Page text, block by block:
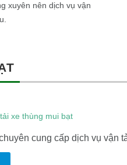
xuyên nên dịch vụ vận
xe thùng mui bạt
cung cấp dịch vụ vận